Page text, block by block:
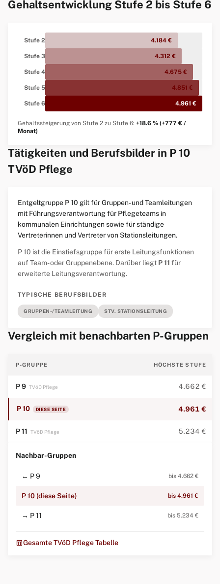
Gehaltsentwicklung Stufe 2 bis Stufe 6
Stufe 2 4.184 €
Stufe 3 4.312 €
Stufe 4 4.675 €
Stufe 5 4.851 €
Stufe 6 4.961 €
Gehaltssteigerung von Stufe 2 zu Stufe 6: +18.6 % (+777 € /
Monat)
Tätigkeiten und Berufsbilder in P 10
TVöD Pflege
Entgeltgruppe P 10 gilt für Gruppen- und Teamleitungen
mit Führungsverantwortung für Pflegeteams in
kommunalen Einrichtungen sowie für ständige
Vertreterinnen und Vertreter von Stationsleitungen.
P 10 ist die Einstiefsgruppe für erste Leitungsfunktionen
auf Team- oder Gruppenebene. Darüber liegt P 11 für
erweiterte Leitungsverantwortung.
TYPISCHE BERUFSBILDER
GRUPPEN-/TEAMLEITUNG STV. STATIONSLEITUNG
Vergleich mit benachbarten P-Gruppen
P-GRUPPE HÖCHSTE STUFE
P 9 TVöD Pflege 4.662 €
P 10 DIESE SEITE 4.961 €
P 11 TVöD Pflege 5.234 €
Nachbar-Gruppen
← P 9 bis 4.662 €
P 10 (diese Seite) bis 4.961 €
→ P 11 bis 5.234 €
table_chartGesamte TVöD Pflege Tabelle